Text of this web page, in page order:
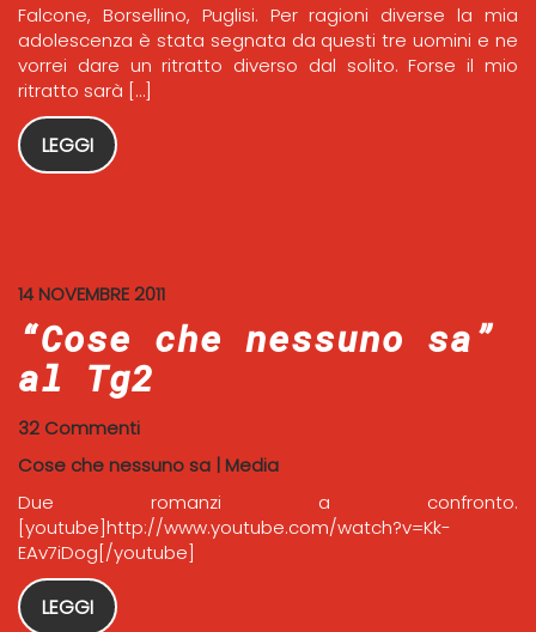
Falcone, Borsellino, Puglisi. Per ragioni diverse la mia
adolescenza è stata segnata da questi tre uomini e ne
vorrei dare un ritratto diverso dal solito. Forse il mio
ritratto sarà […]
LEGGI
14 NOVEMBRE 2011
“Cose che nessuno sa”
al Tg2
32 Commenti
Cose che nessuno sa | Media
Due romanzi a confronto.
[youtube]http://www.youtube.com/watch?v=Kk-
EAv7iDog[/youtube]
LEGGI